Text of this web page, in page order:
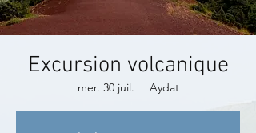
Excursion volcanique
mer. 30 juil.
  |
Aydat